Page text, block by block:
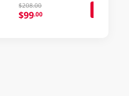
$208.00
$99.00